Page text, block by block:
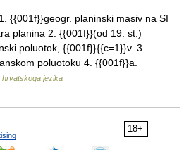
1. {{001f}}geogr. planinski masiv na SI
planina 2. {{001f}}(od 19. st.)
poluotok, {{001f}}{{c=1}}v. 3.
poluotoku 4. {{001f}}a.
hrvatskoga jezika
18+